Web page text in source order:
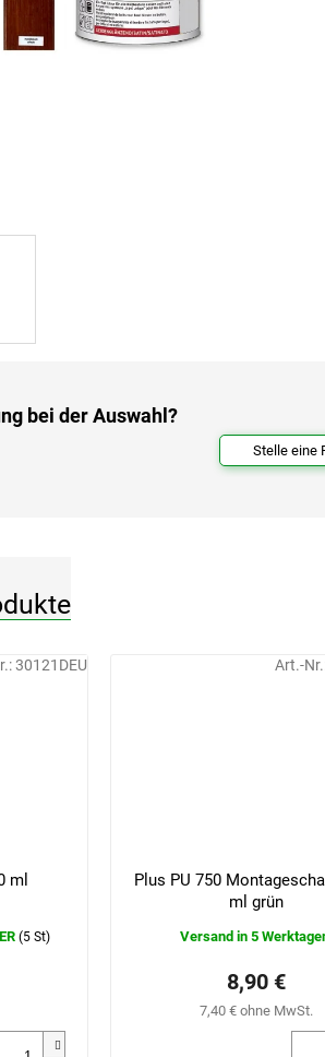
bei der Auswahl?
Stelle eine
ml
(5 St)
30121DEU
Plus PU 750
ml grün
Versand in 5
7,40 € ohne MwSt.
8,90 €
Art.-